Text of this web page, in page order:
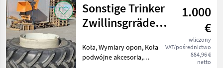
Kategoria 3 Kraj Filtry
AKTUALNA
ŚCIEŻKA
technika
Zresetuj
Pokaż 14
wyników
Sonstige Trinker
Zwillinsgrräder
1.000
€
wliczony
VAT/pośrednictwo
884,96 €
netto
Koła, Wymiary opon, Koła
podwójne akcesoria,